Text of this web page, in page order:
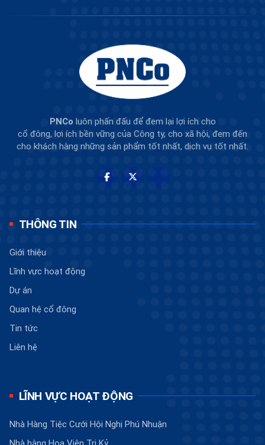
PNCo luôn phấn đấu để đem lại lợi ích cho
cổ đông, lợi ích bền vững của Công ty, cho xã hội, đem đến
cho khách hàng những sản phẩm tốt nhất, dịch vụ tốt nhất.
THÔNG TIN
Giới thiệu
Lĩnh vực hoạt động
Dự án
Quan hệ cổ đông
Tin tức
Liên hệ
LĨNH VỰC HOẠT ĐỘNG
Nhà Hàng Tiệc Cưới Hội Nghị Phú Nhuận